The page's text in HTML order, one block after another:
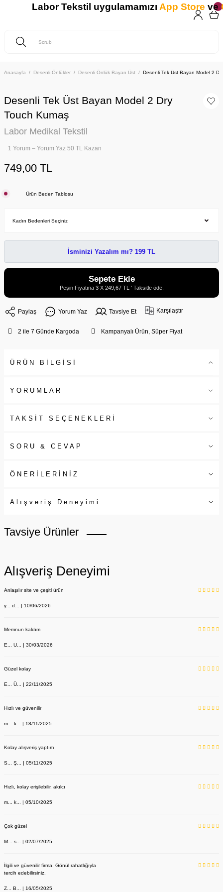
Anasayfa Desenli Önlükler Desenli Önlük Bayan Üst Desenli Tek Üst Bayan Model 2
Desenli Tek Üst Bayan Model 2 Dry
Touch Kumaş
Labor Medikal Tekstil
1 Yorum – Yorum Yaz 50 TL Kazan
749,00 TL
Ürün Beden Tablosu
İsminizi Yazalım mı? 199 TL
Sepete Ekle
Peşin Fiyatına 3 X 249,67 TL ' Taksitle öde.
Paylaş Yorum Yaz Tavsiye Et Karşılaştır
2 ile 7 Günde Kargoda Kampanyalı Ürün, Süper Fiyat
ÜRÜN BİLGİSİ
YORUMLAR
TAKSİT SEÇENEKLERİ
SORU & CEVAP
ÖNERİLERİNİZ
Alışveriş Deneyimi
Tavsiye Ürünler
Alışveriş Deneyimi
Anlaşılır site ve çeşitl ürün
y... d... | 10/06/2026
Memnun kaldım
E... U... | 30/03/2026
Güzel kolay
E... Ü... | 22/11/2025
Hızlı ve güvenilir
m... k... | 18/11/2025
Kolay alışveriş yaptım
S... Ş... | 05/11/2025
Hızlı, kolay erişilebilir, akılcı
m... k... | 05/10/2025
Çok güzel
M... s... | 02/07/2025
İlgili ve güvenilir firma. Gönül rahatlığıyla
tercih edebilirsiniz.
Z... B... | 16/05/2025
Labor Tekstil uygulamamızıApp Storeve